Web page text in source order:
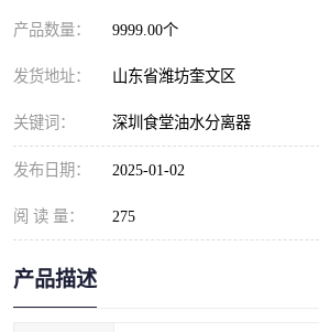
产品数量： 9999.00个
发货地址： 山东省潍坊奎文区
关键词： 深圳食堂油水分离器
发布日期： 2025-01-02
阅 读 量： 275
产品描述